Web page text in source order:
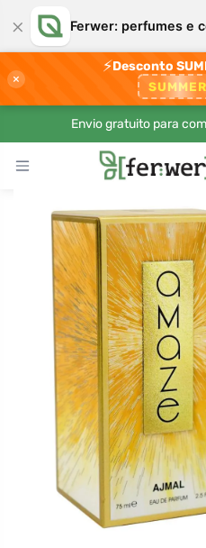
× Ferwer: perfumes e
×
⚡Desconto
SUMMER
Envio gratuito para